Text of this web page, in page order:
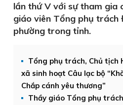
lần thứ V với sự tham gia
giáo viên Tổng phụ trách
phường trong tỉnh.
Tổng phụ trách, Chủ tịch
xã sinh hoạt Câu lạc bộ
Chắp cánh yêu thương”
Thầy giáo Tổng phụ